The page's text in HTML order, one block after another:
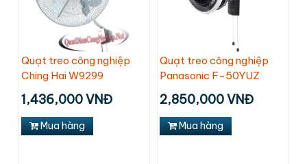
Quạt treo công nghiệp
Ching Hai W9299
1,436,000 VNĐ
Mua hàng
Quạt treo công nghiệp
Panasonic F-50YUZ
2,850,000 VNĐ
Mua hàng